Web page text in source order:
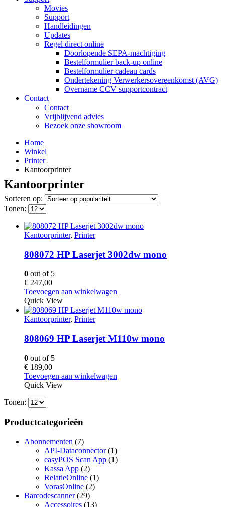
Movies
Support
Handleidingen
Updates
Regel direct online
Doorlopende SEPA-machtiging
Bestelformulier back-up online
Bestelformulier cadeau cards
Ondertekening Verwerkersovereenkomst (AVG)
Overname CCV supportcontract
Contact
Contact
Vrijblijvend advies
Bezoek onze showroom
Home
Winkel
Printer
Kantoorprinter
Kantoorprinter
Sorteren op:
Tonen:
Kantoorprinter, Printer
808072 HP Laserjet 3002dw mono
0 out of 5
€ 247,00
Toevoegen aan winkelwagen
Quick View
Kantoorprinter, Printer
808069 HP Laserjet M110w mono
0 out of 5
€ 189,00
Toevoegen aan winkelwagen
Quick View
Tonen:
Productcategorieën
Abonnementen (7)
API-Dataconnector (1)
easyPOS Scan App (1)
Kassa App (2)
RelatieOnline (1)
VorasOnline (2)
Barcodescanner (29)
Accessoires (13)